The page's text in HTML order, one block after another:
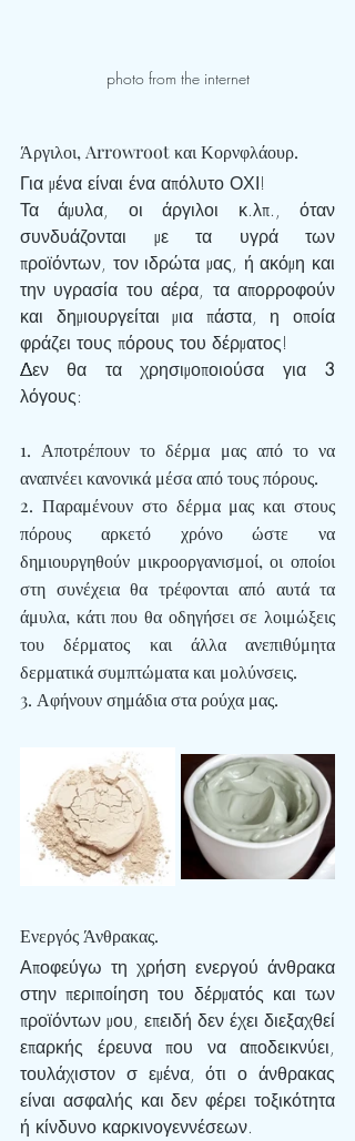
photo from the internet
Άργιλοι, Arrowroot και Κορνφλάουρ.
Για μένα είναι ένα απόλυτο ΟΧΙ!
Τα άμυλα, οι άργιλοι κ.λπ., όταν
συνδυάζονται με τα υγρά των
προϊόντων, τον ιδρώτα μας, ή ακόμη και
την υγρασία του αέρα, τα απορροφούν
και δημιουργείται μια πάστα, η οποία
φράζει τους πόρους του δέρματος!
Δεν θα τα χρησιμοποιούσα για 3
λόγους:
1. Αποτρέπουν το δέρμα μας από το να
αναπνέει κανονικά μέσα από τους πόρους.
2. Παραμένουν στο δέρμα μας και στους
πόρους αρκετό χρόνο ώστε να
δημιουργηθούν μικροοργανισμοί, οι οποίοι
στη συνέχεια θα τρέφονται από αυτά τα
άμυλα, κάτι που θα οδηγήσει σε λοιμώξεις
του δέρματος και άλλα ανεπιθύμητα
δερματικά συμπτώματα και μολύνσεις.
3. Αφήνουν σημάδια στα ρούχα μας.
Ενεργός Άνθρακας.
Αποφεύγω τη χρήση ενεργού άνθρακα
στην περιποίηση του δέρματός και των
προϊόντων μου, επειδή δεν έχει διεξαχθεί
επαρκής έρευνα που να αποδεικνύει,
τουλάχιστον σ εμένα, ότι ο άνθρακας
είναι ασφαλής και δεν φέρει τοξικότητα
ή κίνδυνο καρκινογεννέσεων.